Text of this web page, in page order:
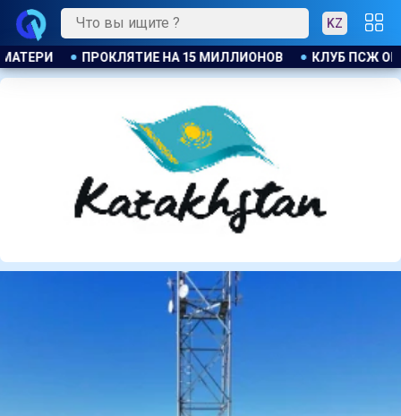
KZ
КЛУБ ПСЖ ОБЪЯВИЛ ОБ ОТКРЫТИИ СВОЕЙ ФУТБОЛЬНОЙ